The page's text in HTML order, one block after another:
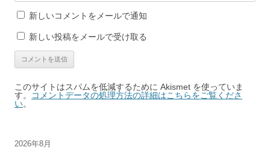
新しいコメントをメールで通知
新しい投稿をメールで受け取る
このサイトはスパムを低減するために Akismet を使っていま
す。
コメントデータの処理方法の詳細はこちらをご覧くださ
い。
2026年8月